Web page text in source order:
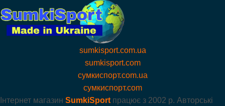
sumkisport.com.ua
sumkisport.com
сумкиспорт.com.ua
сумкиспорт.com
Інтернет магазин SumkiSport працює з 2002 р. Авторські